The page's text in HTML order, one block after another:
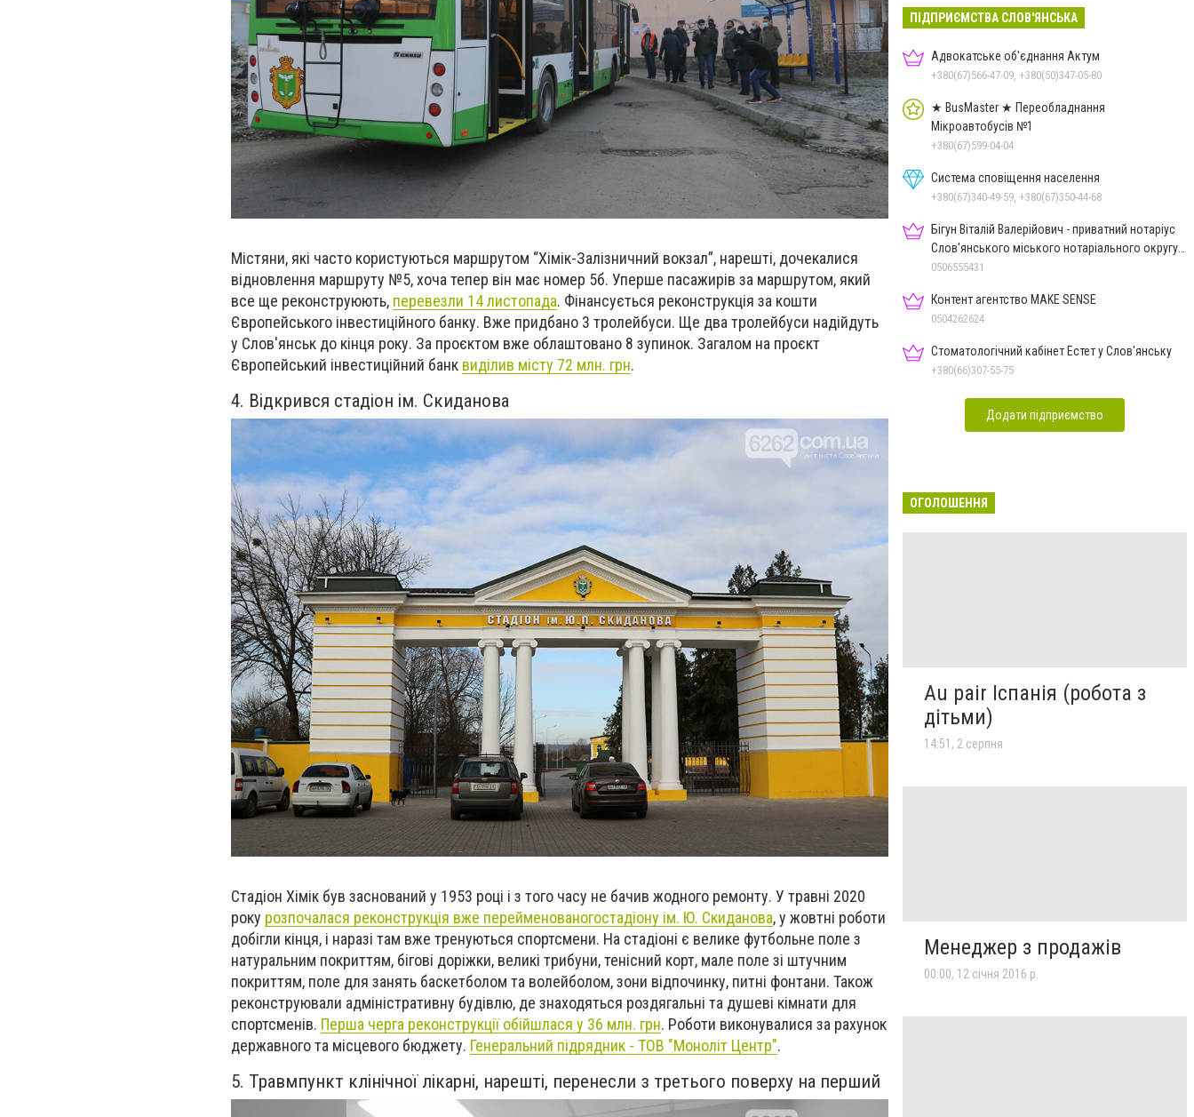
Містяни, які часто користуються маршрутом “Хімік-Залізничний вокзал”, нарешті, дочекалися
відновлення маршруту №5, хоча тепер він має номер 5б. Уперше пасажирів за маршрутом, який
все ще реконструюють, перевезли 14 листопада. Фінансується реконструкція за кошти
Європейського інвестиційного банку. Вже придбано 3 тролейбуси. Ще два тролейбуси надійдуть
у Слов'янськ до кінця року. За проєктом вже облаштовано 8 зупинок. Загалом на проєкт
Європейський інвестиційний банк виділив місту 72 млн. грн.
4. Відкрився стадіон ім. Скиданова
Стадіон Хімік був заснований у 1953 році і з того часу не бачив жодного ремонту. У травні 2020
року розпочалася реконструкція вже перейменованогостадіону ім. Ю. Скиданова, у жовтні роботи
добігли кінця, і наразі там вже тренуються спортсмени. На стадіоні є велике футбольне поле з
натуральним покриттям, бігові доріжки, великі трибуни, тенісний корт, мале поле зі штучним
покриттям, поле для занять баскетболом та волейболом, зони відпочинку, питні фонтани. Також
реконструювали адміністративну будівлю, де знаходяться роздягальні та душеві кімнати для
спортсменів. Перша черга реконструкції обійшлася у 36 млн. грн. Роботи виконувалися за рахунок
державного та місцевого бюджету. Генеральний підрядник - ТОВ "Моноліт Центр".
5. Травмпункт клінічної лікарні, нарешті, перенесли з третього поверху на перший
ПІДПРИЄМСТВА СЛОВ'ЯНСЬКА
Адвокатське об'єднання Актум
+380(67)566-47-09, +380(50)347-05-80
★ BusMaster ★ Переобладнання
Мікроавтобусів №1
+380(67)599-04-04
Система сповіщення населення
+380(67)340-49-59, +380(67)350-44-68
Бігун Віталій Валерійович - приватний нотаріус
Слов'янського міського нотаріального округу
Дон.обл.
0506555431
Контент агентство MAKE SENSE
0504262624
Стоматологічний кабінет Естет у Слов'янську
+380(66)307-55-75
Додати підприємство
ОГОЛОШЕННЯ
Au pair Іспанія (робота з
дітьми)
14:51, 2 серпня
Менеджер з продажів
00:00, 12 січня 2016 р.